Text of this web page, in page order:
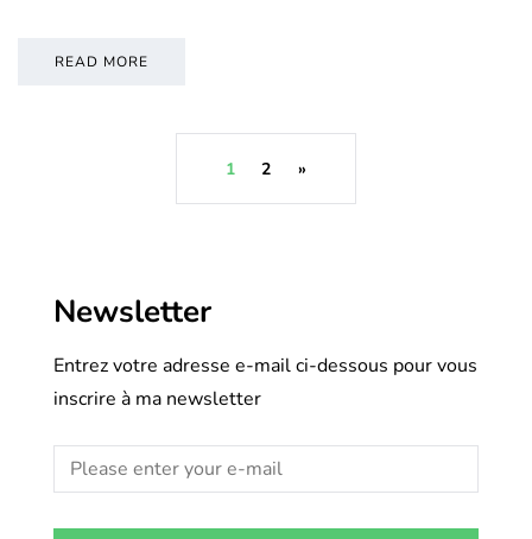
READ MORE
1 2 »
Newsletter
Entrez votre adresse e-mail ci-dessous pour vous
inscrire à ma newsletter